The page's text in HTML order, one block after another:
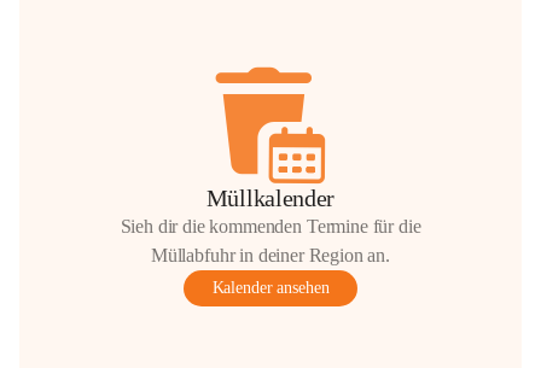
Müllkalender
Sieh dir die kommenden Termine für die
Müllabfuhr in deiner Region an.
Kalender ansehen